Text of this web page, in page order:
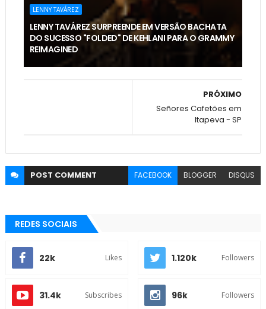
LENNY TAVÁREZ
LENNY TAVÁREZ SURPREENDE EM VERSÃO BACHATA
DO SUCESSO "FOLDED" DE KEHLANI PARA O GRAMMY
REIMAGINED
PRÓXIMO
Señores Cafetões em
Itapeva - SP
POST COMMENT FACEBOOK BLOGGER DISQUS
REDES SOCIAIS
22k Likes 1.120k Followers
31.4k Subscribes 96k Followers